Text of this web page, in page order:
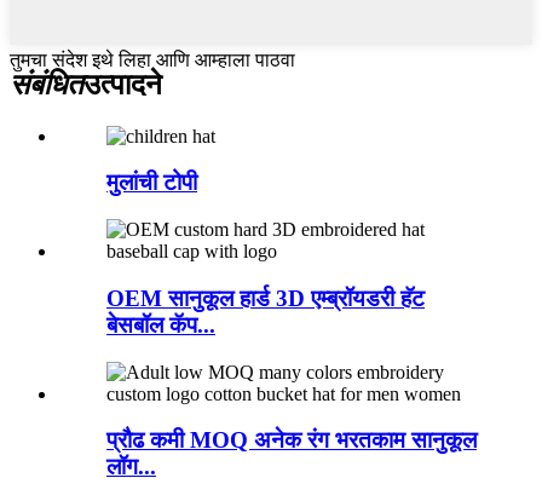
तुमचा संदेश इथे लिहा आणि आम्हाला पाठवा
संबंधितउत्पादने
मुलांची टोपी
OEM सानुकूल हार्ड 3D एम्ब्रॉयडरी हॅट
बेसबॉल कॅप...
प्रौढ कमी MOQ अनेक रंग भरतकाम सानुकूल
लॉग...